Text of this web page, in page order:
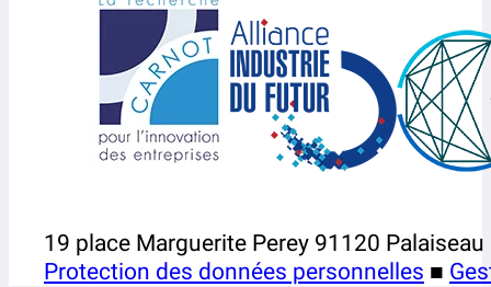
19 place Marguerite Perey 91120
Protection des données personnelles ■